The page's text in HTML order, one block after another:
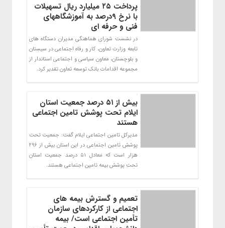
پرداخت ۲۵ میلیارد ریال تسهیلات
با نرخ ۹درصد به آموزشگاههای
فنی و حرفه ای
در نشست شورای هماهنگی مدیران دستگاه های
تابعه وزارت تعاون، کار و رفاه اجتماعی در سیستان
و بلوچستان، معاون سیاسی و اجتماعی استاندار از
مجموعه اقدامات بانک توسعه تعاون تقدیر کرد.
بیش از ۵۱ درصد جمعیت استان
ایلام تحت پوشش تامین اجتماعی
هستند
مدیرکل تامین اجتماعی ایلام گفت: جمعیت تحت
پوشش تامین اجتماعی در این استان بیش از ۲۹۶
هزار است که معادل ۵۱ درصد جمعیت استان
تحت پوشش بیمه تامین اجتماعی هستند.
تعمیم و گسترش بیمه های
اجتماعی از کارکردهای سازمان
تأمین اجتماعی است/ بیمه